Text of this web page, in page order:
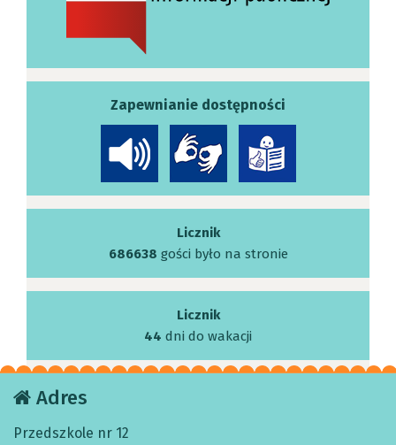
Zapewnianie dostępności
Licznik
686638 gości było na stronie
Licznik
44 dni do wakacji
Adres
Przedszkole nr 12